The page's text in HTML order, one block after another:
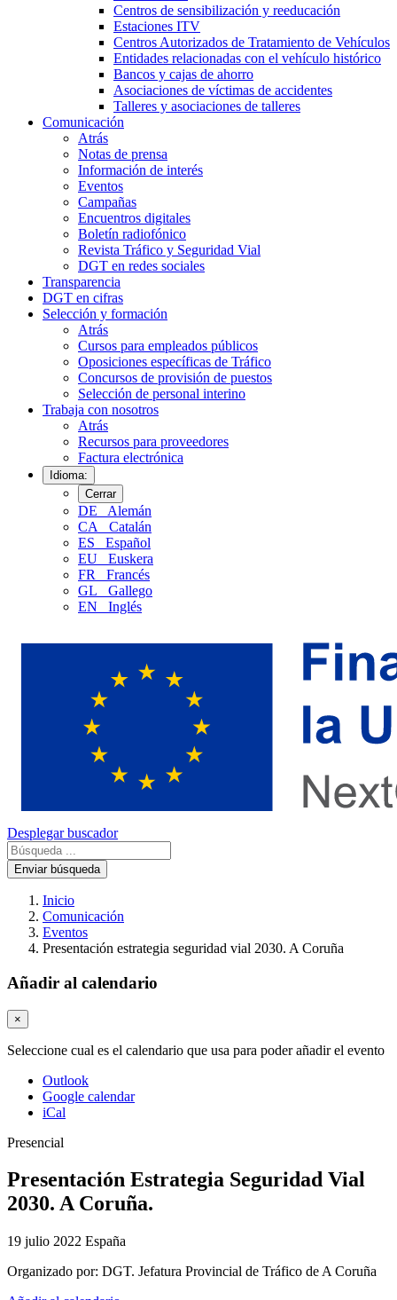
Centros de sensibilización y reeducación
Estaciones ITV
Centros Autorizados de Tratamiento de Vehículos
Entidades relacionadas con el vehículo histórico
Bancos y cajas de ahorro
Asociaciones de víctimas de accidentes
Talleres y asociaciones de talleres
Comunicación
Atrás
Notas de prensa
Información de interés
Eventos
Campañas
Encuentros digitales
Boletín radiofónico
Revista Tráfico y Seguridad Vial
DGT en redes sociales
Transparencia
DGT en cifras
Selección y formación
Atrás
Cursos para empleados públicos
Oposiciones específicas de Tráfico
Concursos de provisión de puestos
Selección de personal interino
Trabaja con nosotros
Atrás
Recursos para proveedores
Factura electrónica
Idioma:
Cerrar
DE
Alemán
CA
Catalán
ES
Español
EU
Euskera
FR
Francés
GL
Gallego
EN
Inglés
Desplegar buscador
Enviar búsqueda
Inicio
Comunicación
Eventos
Presentación estrategia seguridad vial 2030. A Coruña
Añadir al calendario
×
Seleccione cual es el calendario que usa para poder añadir el evento
Outlook
Google calendar
iCal
Presencial
Presentación Estrategia Seguridad Vial
2030. A Coruña.
19 julio 2022 España
Organizado por: DGT. Jefatura Provincial de Tráfico de A Coruña